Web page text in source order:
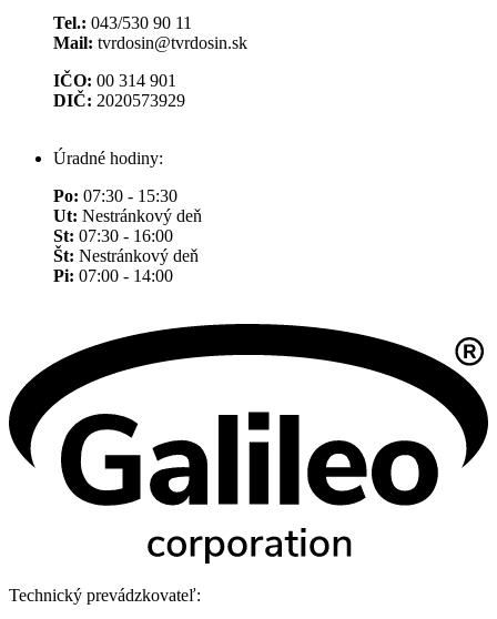
Tel.: 043/530 90 11
Mail: tvrdosin@tvrdosin.sk
IČO: 00 314 901
DIČ: 2020573929
Úradné hodiny:
Po: 07:30 - 15:30
Ut: Nestránkový deň
St: 07:30 - 16:00
Št: Nestránkový deň
Pi: 07:00 - 14:00
Technický prevádzkovateľ: